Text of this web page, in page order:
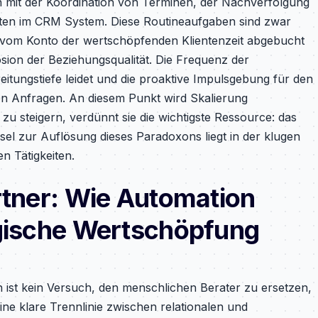
im CRM System. Diese Routineaufgaben sind zwar
Konto der wertschöpfenden Klientenzeit abgebucht
der Beziehungsqualität. Die Frequenz der
leidet und die proaktive Impulsgebung für den
Anfragen. An diesem Punkt wird Skalierung
steigern, verdünnt sie die wichtigste Ressource: das
zur Auflösung dieses Paradoxons liegt in der klugen
Tätigkeiten.
Wie Automation
Wertschöpfung
kein Versuch, den menschlichen Berater zu ersetzen,
klare Trennlinie zwischen relationalen und